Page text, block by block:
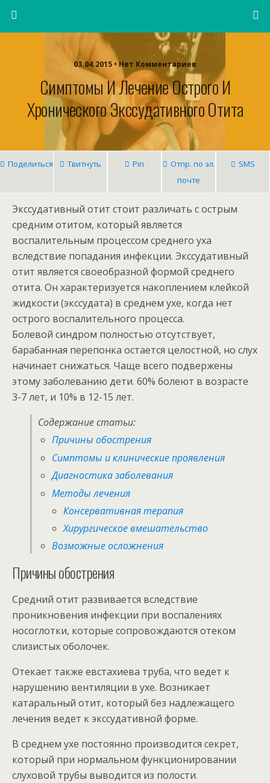
03.04.2015 • Нет Комментариев
Симптомы И Лечение Острого И
Хронического Экссудативного Отита
Поделиться Твитнуть Pin
Отпр. по эл.
почте
SMS
Экссудативный отит стоит различать с острым
средним отитом, который является
воспалительным процессом среднего уха
вследствие попадания инфекции. Экссудативный
отит является своеобразной формой среднего
отита. Он характеризуется накоплением клейкой
жидкости (экссудата) в среднем ухе, когда нет
острого воспалительного процесса.
Болевой синдром полностью отсутствует,
барабанная перепонка остается целостной, но слух
начинает снижаться. Чаще всего подвержены
этому заболеванию дети. 60% болеют в возрасте
3-7 лет, и 10% в 12-15 лет.
Содержание статьи:
Причины обострения
Симптомы и клинические проявления
Диагностика заболевания
Методы лечения
Консервативная терапия
Хирургическое вмешательство
Возможные осложнения
Причины обострения
Средний отит развивается вследствие
проникновения инфекции при воспалениях
носоглотки, которые сопровождаются отеком
слизистых оболочек.
Отекает также евстахиева труба, что ведет к
нарушению вентиляции в ухе. Возникает
катаральный отит, который без надлежащего
лечения ведет к экссудативной форме.
В среднем ухе постоянно производится секрет,
который при нормальном функционировании
слуховой трубы выводится из полости.